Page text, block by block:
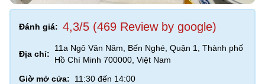
Đánh giá: 4,3/5 (469 Review by google)
Địa chỉ:
11a Ngô Văn Năm, Bến Nghé, Quận 1, Thành phố
Hồ Chí Minh 700000, Việt Nam
Giờ mở cửa:
11:30 đến 14:00